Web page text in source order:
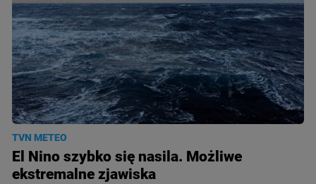
TVN METEO
El Nino szybko się nasila. Możliwe
ekstremalne zjawiska